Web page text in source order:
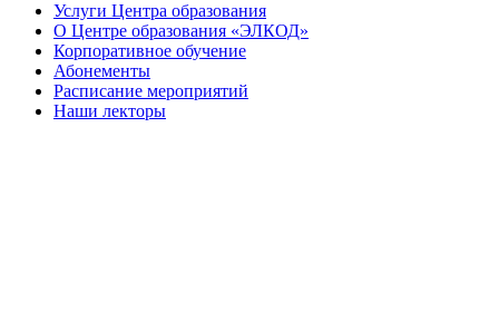
Услуги Центра образования
О Центре образования «ЭЛКОД»
Корпоративное обучение
Абонементы
Расписание мероприятий
Наши лекторы